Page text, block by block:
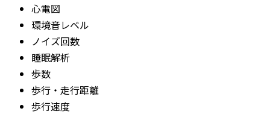
心電図
環境音レベル
ノイズ回数
睡眠解析
歩数
歩行・走行距離
歩行速度